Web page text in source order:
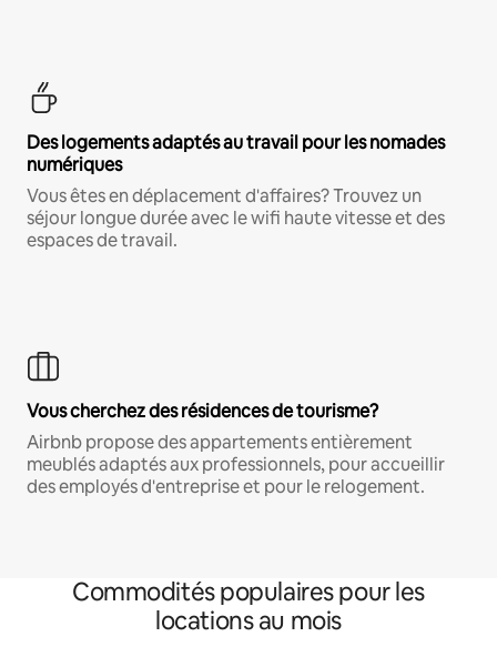
Des logements adaptés au travail pour les nomades
numériques
Vous êtes en déplacement d'affaires? Trouvez un
séjour longue durée avec le wifi haute vitesse et des
espaces de travail.
Vous cherchez des résidences de tourisme?
Airbnb propose des appartements entièrement
meublés adaptés aux professionnels, pour accueillir
des employés d'entreprise et pour le relogement.
Commodités populaires pour les
locations au mois